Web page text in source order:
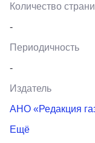
Количество
-
Периодичность
-
Издатель
АНО «Редакция
Ещё